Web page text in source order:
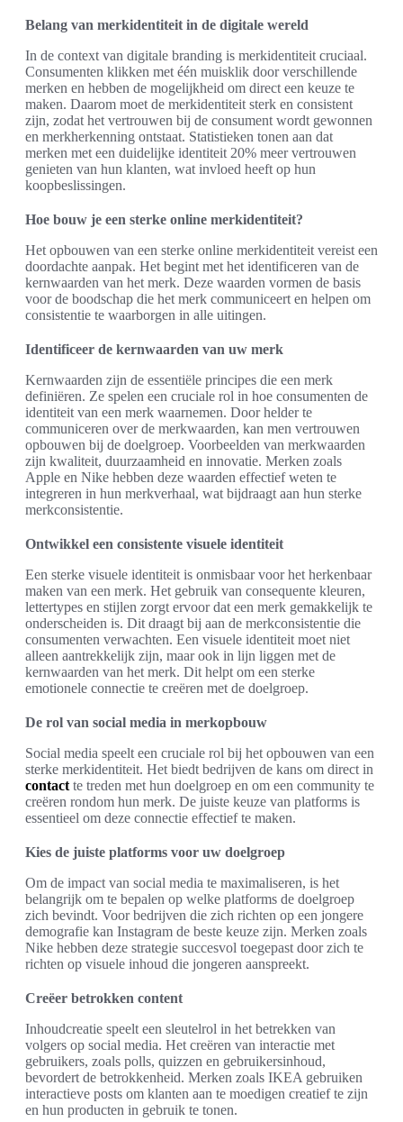
Belang van merkidentiteit in de digitale wereld
In de context van digitale branding is merkidentiteit cruciaal.
Consumenten klikken met één muisklik door verschillende
merken en hebben de mogelijkheid om direct een keuze te
maken. Daarom moet de merkidentiteit sterk en consistent
zijn, zodat het vertrouwen bij de consument wordt gewonnen
en merkherkenning ontstaat. Statistieken tonen aan dat
merken met een duidelijke identiteit 20% meer vertrouwen
genieten van hun klanten, wat invloed heeft op hun
koopbeslissingen.
Hoe bouw je een sterke online merkidentiteit?
Het opbouwen van een sterke online merkidentiteit vereist een
doordachte aanpak. Het begint met het identificeren van de
kernwaarden van het merk. Deze waarden vormen de basis
voor de boodschap die het merk communiceert en helpen om
consistentie te waarborgen in alle uitingen.
Identificeer de kernwaarden van uw merk
Kernwaarden zijn de essentiële principes die een merk
definiëren. Ze spelen een cruciale rol in hoe consumenten de
identiteit van een merk waarnemen. Door helder te
communiceren over de merkwaarden, kan men vertrouwen
opbouwen bij de doelgroep. Voorbeelden van merkwaarden
zijn kwaliteit, duurzaamheid en innovatie. Merken zoals
Apple en Nike hebben deze waarden effectief weten te
integreren in hun merkverhaal, wat bijdraagt aan hun sterke
merkconsistentie.
Ontwikkel een consistente visuele identiteit
Een sterke visuele identiteit is onmisbaar voor het herkenbaar
maken van een merk. Het gebruik van consequente kleuren,
lettertypes en stijlen zorgt ervoor dat een merk gemakkelijk te
onderscheiden is. Dit draagt bij aan de merkconsistentie die
consumenten verwachten. Een visuele identiteit moet niet
alleen aantrekkelijk zijn, maar ook in lijn liggen met de
kernwaarden van het merk. Dit helpt om een sterke
emotionele connectie te creëren met de doelgroep.
De rol van social media in merkopbouw
Social media speelt een cruciale rol bij het opbouwen van een
sterke merkidentiteit. Het biedt bedrijven de kans om direct in
contact te treden met hun doelgroep en om een community te
creëren rondom hun merk. De juiste keuze van platforms is
essentieel om deze connectie effectief te maken.
Kies de juiste platforms voor uw doelgroep
Om de impact van social media te maximaliseren, is het
belangrijk om te bepalen op welke platforms de doelgroep
zich bevindt. Voor bedrijven die zich richten op een jongere
demografie kan Instagram de beste keuze zijn. Merken zoals
Nike hebben deze strategie succesvol toegepast door zich te
richten op visuele inhoud die jongeren aanspreekt.
Creëer betrokken content
Inhoudcreatie speelt een sleutelrol in het betrekken van
volgers op social media. Het creëren van interactie met
gebruikers, zoals polls, quizzen en gebruikersinhoud,
bevordert de betrokkenheid. Merken zoals IKEA gebruiken
interactieve posts om klanten aan te moedigen creatief te zijn
en hun producten in gebruik te tonen.